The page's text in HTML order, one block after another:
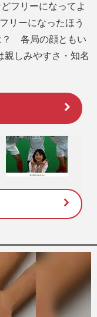
フリーになってよ
リーになったほう
？ 各局の顔ともい
親しみやすさ・知名